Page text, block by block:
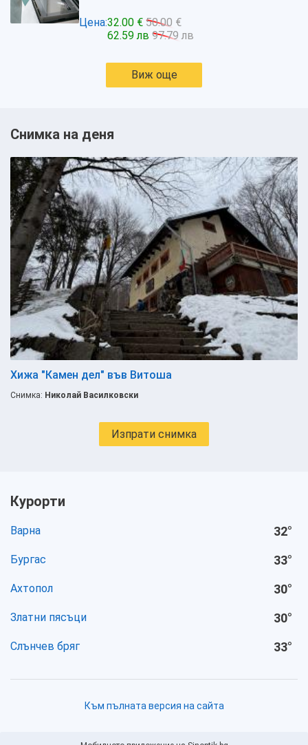
Цена:32.00 € 50.00 €
62.59 лв 97.79 лв
Виж още
Снимка на деня
Хижа "Камен дел" във Витоша
Снимка: Николай Василковски
Изпрати снимка
Курорти
Варна 32°
Бургас 33°
Ахтопол 30°
Златни пясъци 30°
Слънчев бряг 33°
Към пълната версия на сайта